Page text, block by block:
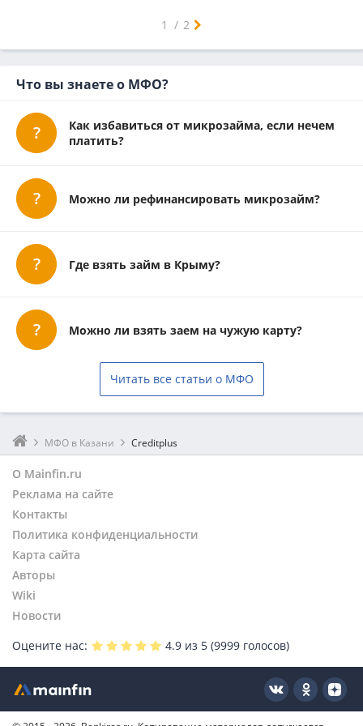
1 / 2
Что вы знаете о МФО?
Как избавиться от микрозайма, если нечем
платить?
Можно ли рефинансировать микрозайм?
Где взять займ в Крыму?
Можно ли взять заем на чужую карту?
Читать все статьи о МФО
МФО в Казани Creditplus
О Mainfin.ru
Реклама на сайте
Контакты
Политика конфиденциальности
Карта сайта
Авторы
Wiki
Новости
Оцените нас:
4.9 из 5 (9999 голосов)